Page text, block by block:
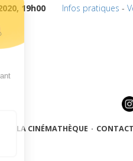
19h00
Infos pratiques -
LA CINÉMATHÈQUE ·